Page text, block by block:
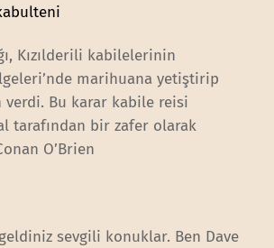
Kızılderili kabilelerinin
marihuana yetiştirip
verdi. Bu karar kabile reisi
tarafından bir zafer olarak
O’Brien
geldiniz sevgili konuklar. Ben Dave